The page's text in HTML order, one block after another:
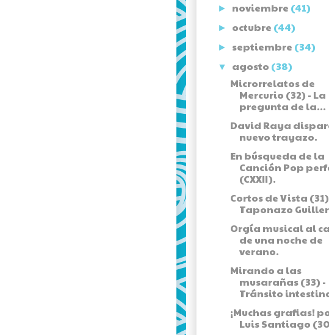
► noviembre (41)
► octubre (44)
► septiembre (34)
▼ agosto (38)
Microrrelatos de
Mercurio (32) - La
pregunta de la...
David Raya
nuevo trayazo.
En búsqueda de la
Canción Pop
(CXXII).
Cortos de Vista
Taponazo
Orgía musical al
de una noche de
verano.
Mirando a las
musarañas (33) -
Tránsito
¡Muchas grafias!
Luis Santiago